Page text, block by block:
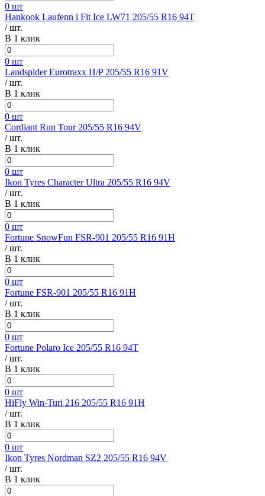
0 шт
Hankook Laufenn i Fit Ice LW71 205/55 R16 94T
/ шт.
В 1 клик
0 шт
Landspider Eurotraxx H/P 205/55 R16 91V
/ шт.
В 1 клик
0 шт
Cordiant Run Tour 205/55 R16 94V
/ шт.
В 1 клик
0 шт
Ikon Tyres Character Ultra 205/55 R16 94V
/ шт.
В 1 клик
0 шт
Fortune SnowFun FSR-901 205/55 R16 91H
/ шт.
В 1 клик
0 шт
Fortune FSR-901 205/55 R16 91H
/ шт.
В 1 клик
0 шт
Fortune Polaro Ice 205/55 R16 94T
/ шт.
В 1 клик
0 шт
HiFly Win-Turi 216 205/55 R16 91H
/ шт.
В 1 клик
0 шт
Ikon Tyres Nordman SZ2 205/55 R16 94V
/ шт.
В 1 клик